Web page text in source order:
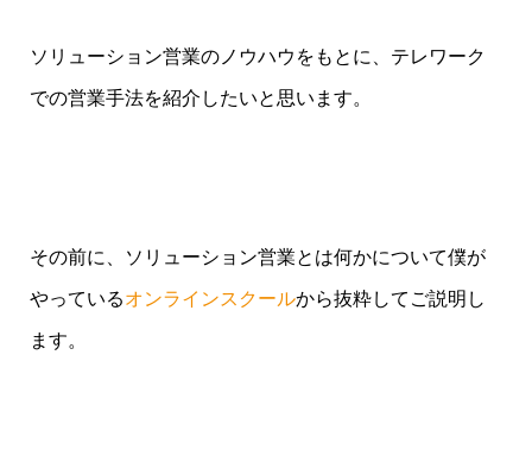
ソリューション営業のノウハウをもとに、テレワーク
での営業手法を紹介したいと思います。
その前に、ソリューション営業とは何かについて僕が
やっているオンラインスクールから抜粋してご説明し
ます。